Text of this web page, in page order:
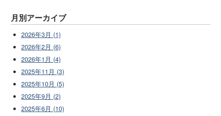
月別アーカイブ
2026年3月 (1)
2026年2月 (6)
2026年1月 (4)
2025年11月 (3)
2025年10月 (5)
2025年9月 (2)
2025年6月 (10)